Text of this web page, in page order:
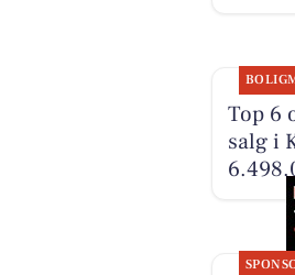
Top 6
salg i